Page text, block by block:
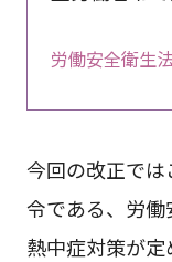
労働安全衛生
今回の改正で
令である、労
熱中症対策が定